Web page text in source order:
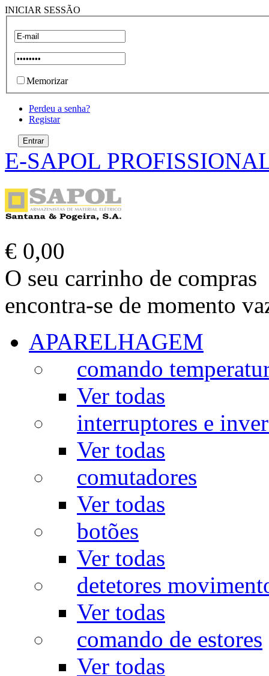
INICIAR SESSÃO
Memorizar
Perdeu a senha?
Registar
E-SAPOL
€ 0,00
O seu carrinho de compras
encontra-se de momento
APARELHAGEM
comando
Ver todas
interruptores e
Ver todas
comutadores
Ver todas
botões
Ver todas
detetores
Ver todas
comando de estores
Ver todas